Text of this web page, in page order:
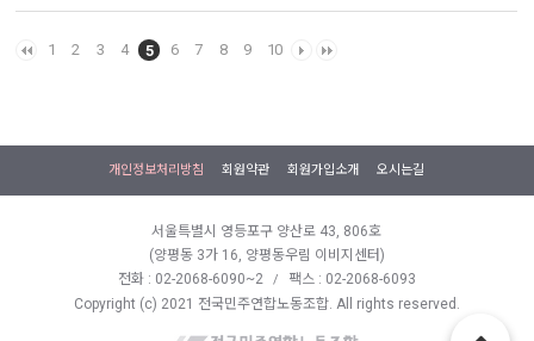
1 2 3 4 5 6 7 8 9 10
개인정보처리방침 회원약관 회원가입소개 오시는길
서울특별시 영등포구 양산로 43, 806호
(양평동 3가 16, 양평동우림 이비지센터)
전화 : 02-2068-6090~2
/
팩스 : 02-2068-6093
Copyright (c) 2021 전국민주연합노동조합. All rights reserved.